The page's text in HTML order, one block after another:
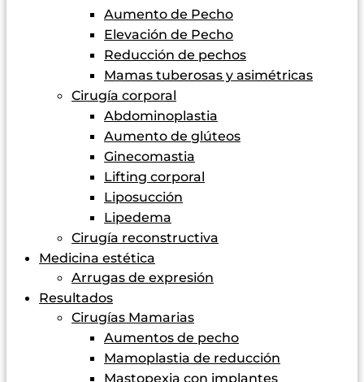
Aumento de Pecho
Elevación de Pecho
Reducción de pechos
Mamas tuberosas y asimétricas
Cirugía corporal
Abdominoplastia
Aumento de glúteos
Ginecomastia
Lifting corporal
Liposucción
Lipedema
Cirugía reconstructiva
Medicina estética
Arrugas de expresión
Resultados
Cirugías Mamarias
Aumentos de pecho
Mamoplastia de reducción
Mastopexia con implantes